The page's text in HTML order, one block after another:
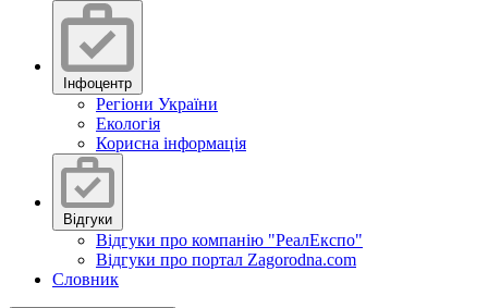
Інфоцентр
Регіони України
Екологія
Корисна інформація
Відгуки
Відгуки про компанію "РеалЕкспо"
Відгуки про портал Zagorodna.com
Словник